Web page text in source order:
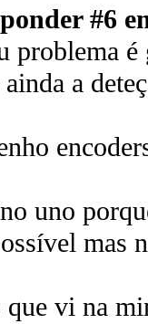
#6
problema
a
uno
mas
que vi na